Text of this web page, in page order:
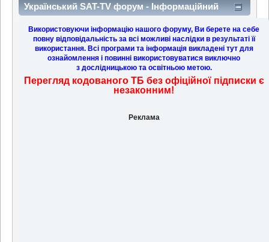
Український SAT-TV форум - Інформаційний
Центр
Використовуючи інформацію нашого форуму, Ви берете на себе
повну відповідальність за всі можливі наслідки в результаті її
використання. Всі програми та інформація викладені тут для
ознайомлення і повинні використовуватися виключно
з дослідницькою та освітньою метою.
Перегляд кодованого ТБ без офіційної підписки є
незаконним!
Реклама